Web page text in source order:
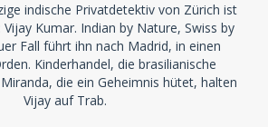
indische Privatdetektiv von Zürich ist
Kumar. Indian by Nature, Swiss by
Fall führt ihn nach Madrid, in einen
Kinderhandel, die brasilianische
die ein Geheimnis hütet, halten
Vijay auf Trab.